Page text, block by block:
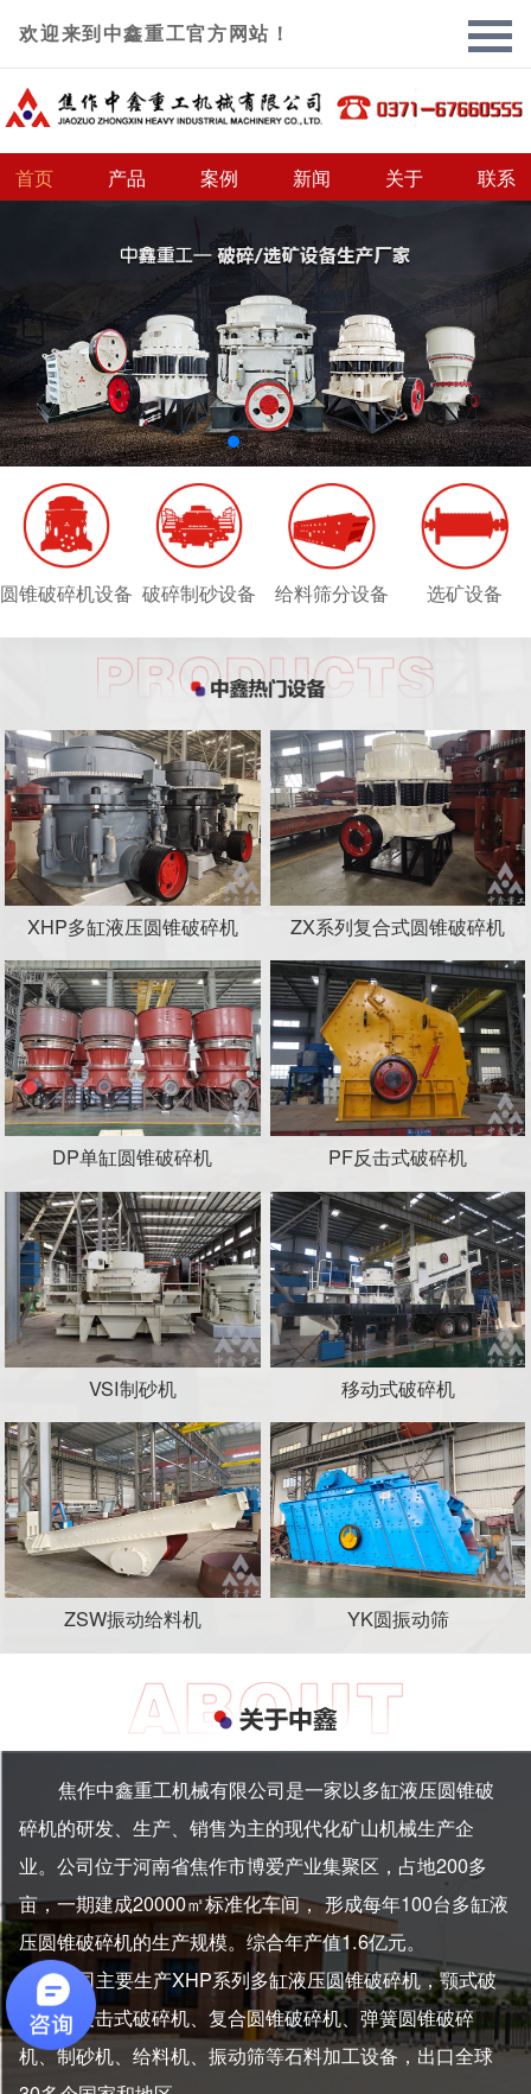
欢迎来到中鑫重工官方网站！
首页 产品 案例 新闻 关于 联系
圆锥破碎机设备 破碎制砂设备 给料筛分设备 选矿设备
XHP多缸液压圆锥破碎机 ZX系列复合式圆锥破碎机
DP单缸圆锥破碎机 PF反击式破碎机
VSI制砂机 移动式破碎机
ZSW振动给料机 YK圆振动筛
焦作中鑫重工机械有限公司是一家以多缸液压圆锥破
碎机的研发、生产、销售为主的现代化矿山机械生产企
业。公司位于河南省焦作市博爱产业集聚区，占地200多
亩，一期建成20000㎡标准化车间， 形成每年100台多缸液
压圆锥破碎机的生产规模。综合年产值1.6亿元。
公司主要生产XHP系列多缸液压圆锥破碎机，颚式破
碎机、反击式破碎机、复合圆锥破碎机、弹簧圆锥破碎
机、制砂机、给料机、振动筛等石料加工设备，出口全球